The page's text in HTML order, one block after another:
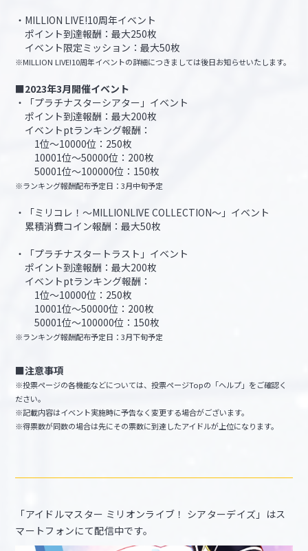
・MILLION LIVE!10周年イベント
ポイント到達報酬：最大250枚
イベント限定ミッション：最大50枚
※MILLION LIVE!10周年イベントの詳細につきましては後日お知らせいたします。
■2023年3月開催イベント
・「プラチナスターシアター」イベント
ポイント到達報酬：最大200枚
イベントptランキング報酬：
1位～10000位：250枚
10001位～50000位：200枚
50001位～100000位：150枚
※ランキング報酬配布予定日：3月中旬予定
・「ミリコレ！～MILLIONLIVE COLLECTION～」イベント
累積消費コイン報酬：最大50枚
・「プラチナスタートラスト」イベント
ポイント到達報酬：最大200枚
イベントptランキング報酬：
1位～10000位：250枚
10001位～50000位：200枚
50001位～100000位：150枚
※ランキング報酬配布予定日：3月下旬予定
■注意事項
※投票ページの各機能などについては、投票ページTopの「ヘルプ」をご確認く
ださい。
※記載内容はイベント実施時に予告なく変更する場合がございます。
※得票数が同数の場合は先にその票数に到達したアイドルが上位になります。
「アイドルマスター ミリオンライブ！ シアターデイズ」はス
マートフォンにて配信中です。